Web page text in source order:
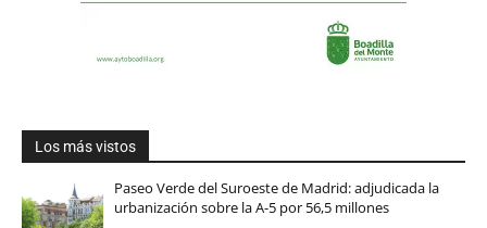
Los más vistos
Paseo Verde del Suroeste de Madrid: adjudicada la
urbanización sobre la A-5 por 56,5 millones